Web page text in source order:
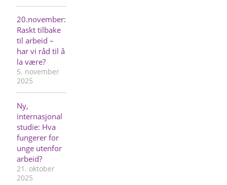
20.november:
Raskt tilbake
til arbeid –
har vi råd til å
la være?
5. november
2025
Ny,
internasjonal
studie: Hva
fungerer for
unge utenfor
arbeid?
21. oktober
2025